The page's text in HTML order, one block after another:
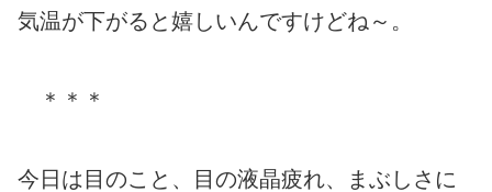
気温が下がると嬉しいんですけどね～。
＊＊＊
今日は目のこと、目の液晶疲れ、まぶしさに